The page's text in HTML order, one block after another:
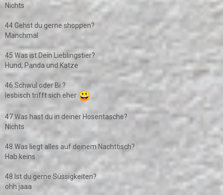
Nichts
44.Gehst du gerne shoppen?
Manchmal
45.Was ist Dein Lieblingstier?
Hund, Panda und Katze
46.Schwul oder Bi ?
lesbisch trifft sich eher
47.Was hast du in deiner Hosentasche?
Nichts
48.Was liegt alles auf deinem Nachttisch?
Hab keins
48.Ist du gerne Süssigkeiten?
ohh jaaa